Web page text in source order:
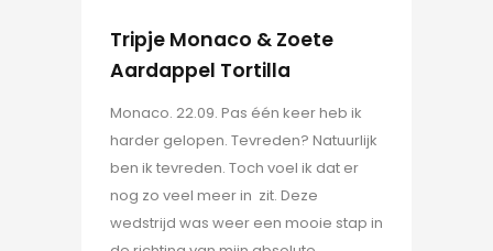
Tripje Monaco & Zoete
Aardappel Tortilla
Monaco. 22.09. Pas één keer heb ik
harder gelopen. Tevreden? Natuurlijk
ben ik tevreden. Toch voel ik dat er
nog zo veel meer in zit. Deze
wedstrijd was weer een mooie stap in